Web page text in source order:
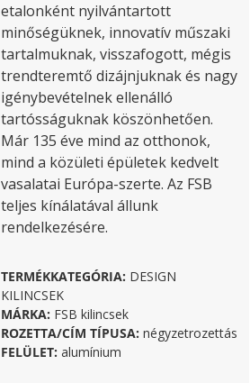
etalonként nyilvántartott
minőségüknek, innovatív műszaki
tartalmuknak, visszafogott, mégis
trendteremtő dizájnjuknak és nagy
igénybevételnek ellenálló
tartósságuknak köszönhetően.
Már 135 éve mind az otthonok,
mind a közületi épületek kedvelt
vasalatai Európa-szerte. Az FSB
teljes kínálatával állunk
rendelkezésére.
TERMÉKKATEGÓRIA: DESIGN
KILINCSEK
MÁRKA: FSB kilincsek
ROZETTA/CÍM TÍPUSA: négyzetrozettás
FELÜLET: alumínium